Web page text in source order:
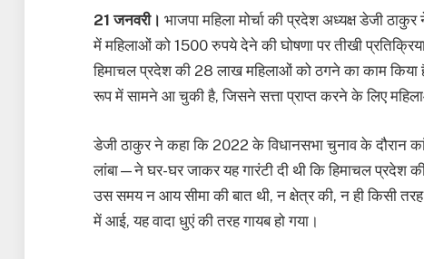
21 जनवरी। भाजपा महिला मोर्चा की प्रदेश अध्यक्ष डेजी
में महिलाओं को 1500 रुपये देने की घोषणा पर तीखी
हिमाचल प्रदेश की 28 लाख महिलाओं को ठगने का काम किया
रूप में सामने आ चुकी है, जिसने सत्ता प्राप्त करने के लिए
डेजी ठाकुर ने कहा कि 2022 के विधानसभा चुनाव के दौरान
लांबा—ने घर-घर जाकर यह गारंटी दी थी कि हिमाचल प्रदेश
उस समय न आय सीमा की बात थी, न क्षेत्र की, न ही किसी
में आई, यह वादा धुएं की तरह गायब हो गया।